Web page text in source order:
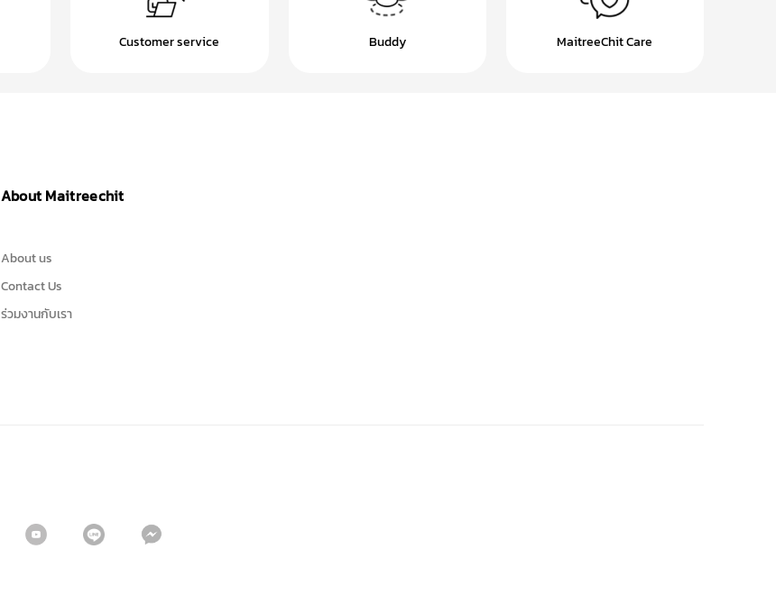
Customer service Buddy MaitreeChit Care
About Maitreechit
About us
Contact Us
ร่วมงานกับเรา